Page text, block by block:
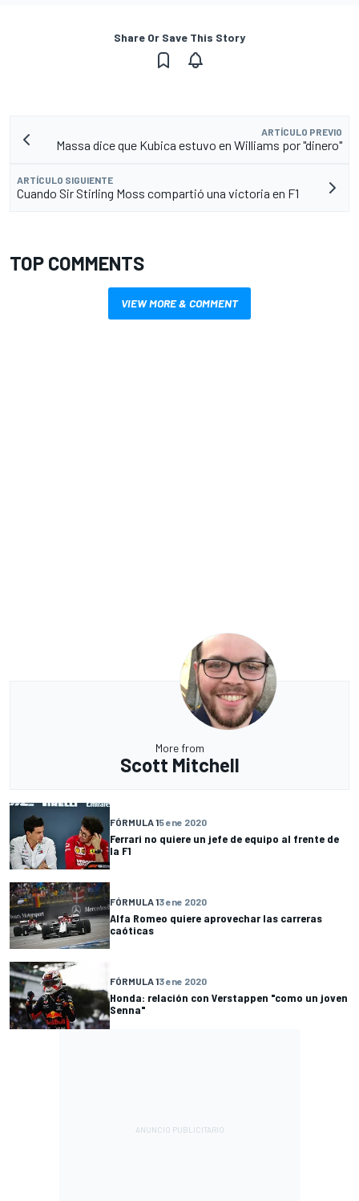
Share Or Save This Story
ARTÍCULO PREVIO
Massa dice que Kubica estuvo en Williams por "dinero"
ARTÍCULO SIGUIENTE
Cuando Sir Stirling Moss compartió una victoria en F1
TOP COMMENTS
VIEW MORE & COMMENT
More from
Scott Mitchell
FÓRMULA 15 ene 2020
Ferrari no quiere un jefe de equipo al frente de
la F1
FÓRMULA 13 ene 2020
Alfa Romeo quiere aprovechar las carreras
caóticas
FÓRMULA 13 ene 2020
Honda: relación con Verstappen "como un joven
Senna"